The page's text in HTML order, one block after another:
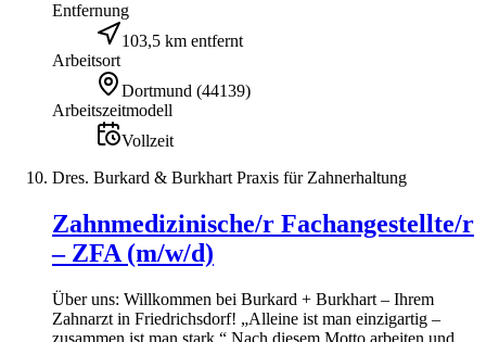
Entfernung
103,5 km entfernt
Arbeitsort
Dortmund (44139)
Arbeitszeitmodell
Vollzeit
Dres. Burkard & Burkhart Praxis für Zahnerhaltung
Zahnmedizinische/r Fachangestellte/r
– ZFA (m/w/d)
Über uns: Willkommen bei Burkard + Burkhart – Ihrem
Zahnarzt in Friedrichsdorf! „Alleine ist man einzigartig –
zusammen ist man stark.“ Nach diesem Motto arbeiten und